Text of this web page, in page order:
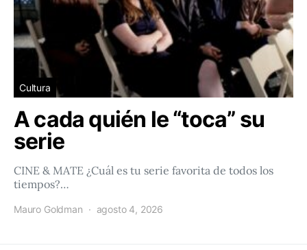
Cultura
A cada quién le “toca” su
serie
CINE & MATE ¿Cuál es tu serie favorita de todos los
tiempos?…
Mauro Goldman agosto 4, 2026